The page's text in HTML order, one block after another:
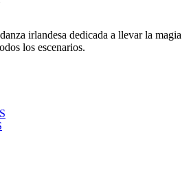
irlandesa dedicada a llevar la magia
los escenarios.